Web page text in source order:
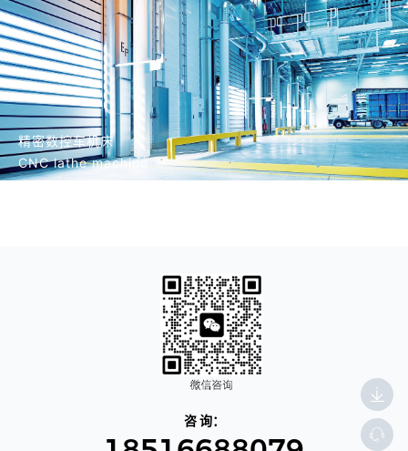
精密数控车机床
CNC lathe machine
咨 询：